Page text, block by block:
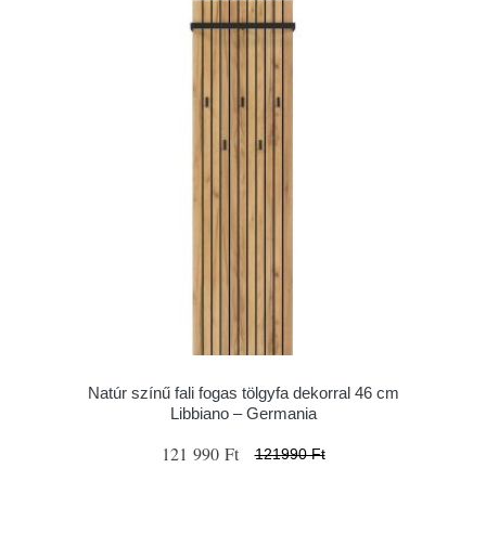
Natúr színű fali fogas tölgyfa dekorral 46 cm
Libbiano – Germania
121 990 Ft 121990 Ft